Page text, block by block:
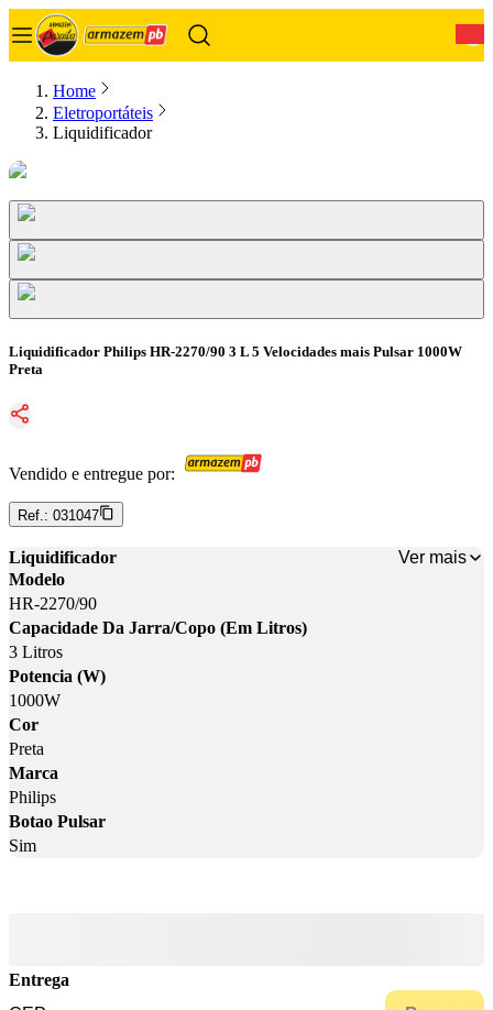
Home
Eletroportáteis
Liquidificador
Liquidificador Philips HR-2270/90 3 L 5 Velocidades mais Pulsar 1000W
Preta
Vendido e entregue por:
Ref.: 031047
Liquidificador
Ver mais
Modelo
HR-2270/90
Capacidade Da Jarra/Copo (Em Litros)
3 Litros
Potencia (W)
1000W
Cor
Preta
Marca
Philips
Botao Pulsar
Sim
Entrega